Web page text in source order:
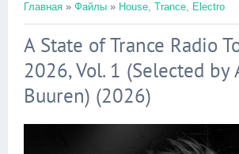
Главная » Файлы » House, Trance, Electro
A State of Trance Radio
2026, Vol. 1 (Selected by
Buuren) (2026)